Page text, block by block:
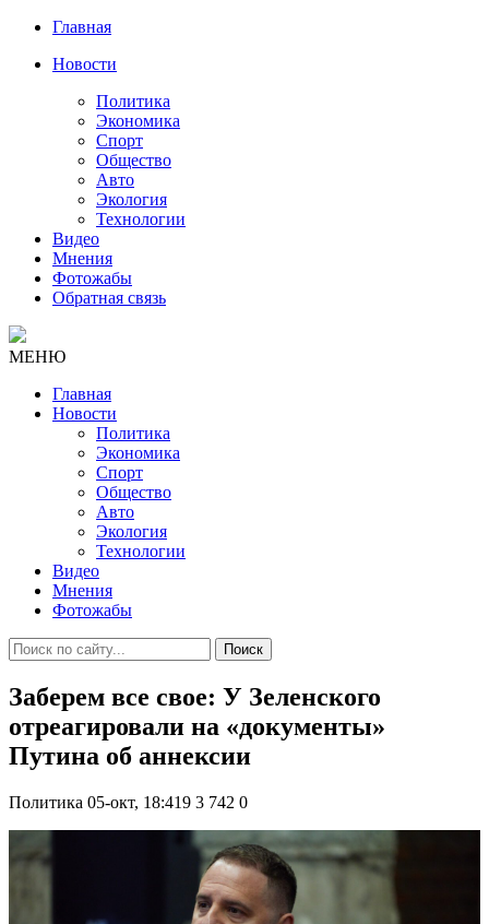
Главная
Новости
Политика
Экономика
Спорт
Общество
Авто
Экология
Технологии
Видео
Мнения
Фотожабы
Обратная связь
МЕНЮ
Главная
Новости
Политика
Экономика
Спорт
Общество
Авто
Экология
Технологии
Видео
Мнения
Фотожабы
Поиск
Заберем все свое: У Зеленского
отреагировали на «документы»
Путина об аннексии
Политика 05-окт, 18:419 3 742 0